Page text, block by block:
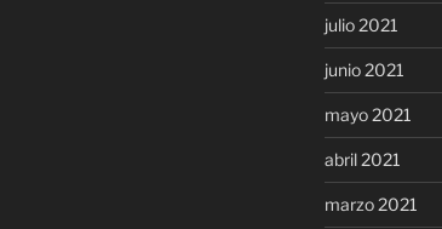
julio 2021
junio 2021
mayo 2021
abril 2021
marzo 2021